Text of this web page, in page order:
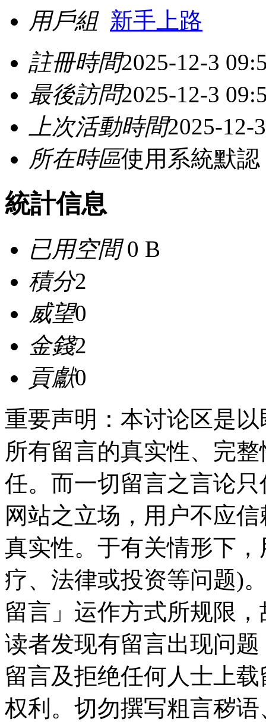
用戶組 新手上路
註冊時間2025-12-3
最後訪問2025-12-3
上次活動時間2025-12-
所在時區使用系統默認
統計信息
已用空間0 B
積分2
威望0
金錢2
貢獻0
重要声明：本讨论区是
所有留言的真实性、完
任。而一切留言之言论
网站之立场，用户不应
真实性。于有关情形下
疗、法律或投资等问题)
留言」运作方式所规限
读者发现有留言出现问
留言及拒绝任何人士上
权利。切勿撰写粗言秽